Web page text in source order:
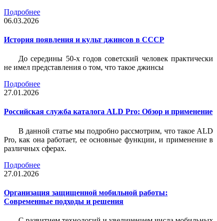
Подробнее
06.03.2026
История появления и культ джинсов в СССР
До середины 50-х годов советский человек практически
не имел представления о том, что такое джинсы
Подробнее
27.01.2026
Российская служба каталога ALD Pro: Обзор и применение
В данной статье мы подробно рассмотрим, что такое ALD
Pro, как она работает, ее основные функции, и применение в
различных сферах.
Подробнее
27.01.2026
Организация защищенной мобильной работы:
Современные подходы и решения